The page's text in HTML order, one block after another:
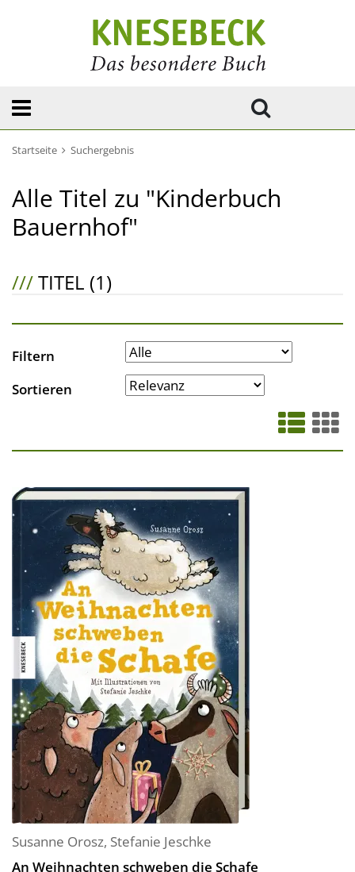
Startseite Suchergebnis
Alle Titel zu "Kinderbuch
Bauernhof"
///TITEL (1)
Filtern
Sortieren
Susanne Orosz, Stefanie Jeschke
An Weihnachten schweben die Schafe